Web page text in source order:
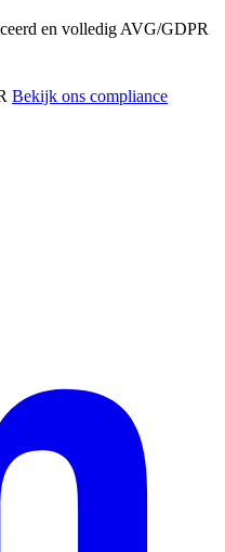
en volledig AVG/GDPR
Bekijk ons compliance